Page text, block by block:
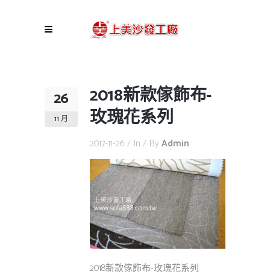
26
11 月
2018新款傢飾布-
玫瑰花系列
2017-11-26 In By Admin
2018新款傢飾布-玫瑰花系列